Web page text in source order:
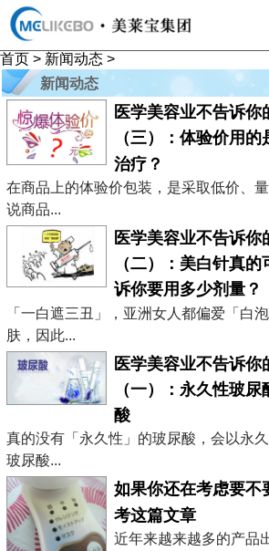
首页 > 新闻动态 >
新闻动态
医学美容业不告诉你
（三）：体验价用
治疗？
在商品上的体验价包装，是采取低价、
说商品...
医学美容业不告诉你
（二）：美白针真
诉你要用多少剂量？
「一白遮三丑」，亚洲女人都偏爱「白
肤，因此...
医学美容业不告诉你
（一）：永久性玻
酸
真的没有「永久性」的玻尿酸，会以永
玻尿酸...
如果你还在考虑要不
考这篇文章
近年来越来越多的产品